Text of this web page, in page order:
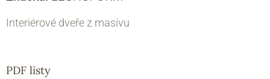
Interiérové dveře z masivu
PDF listy